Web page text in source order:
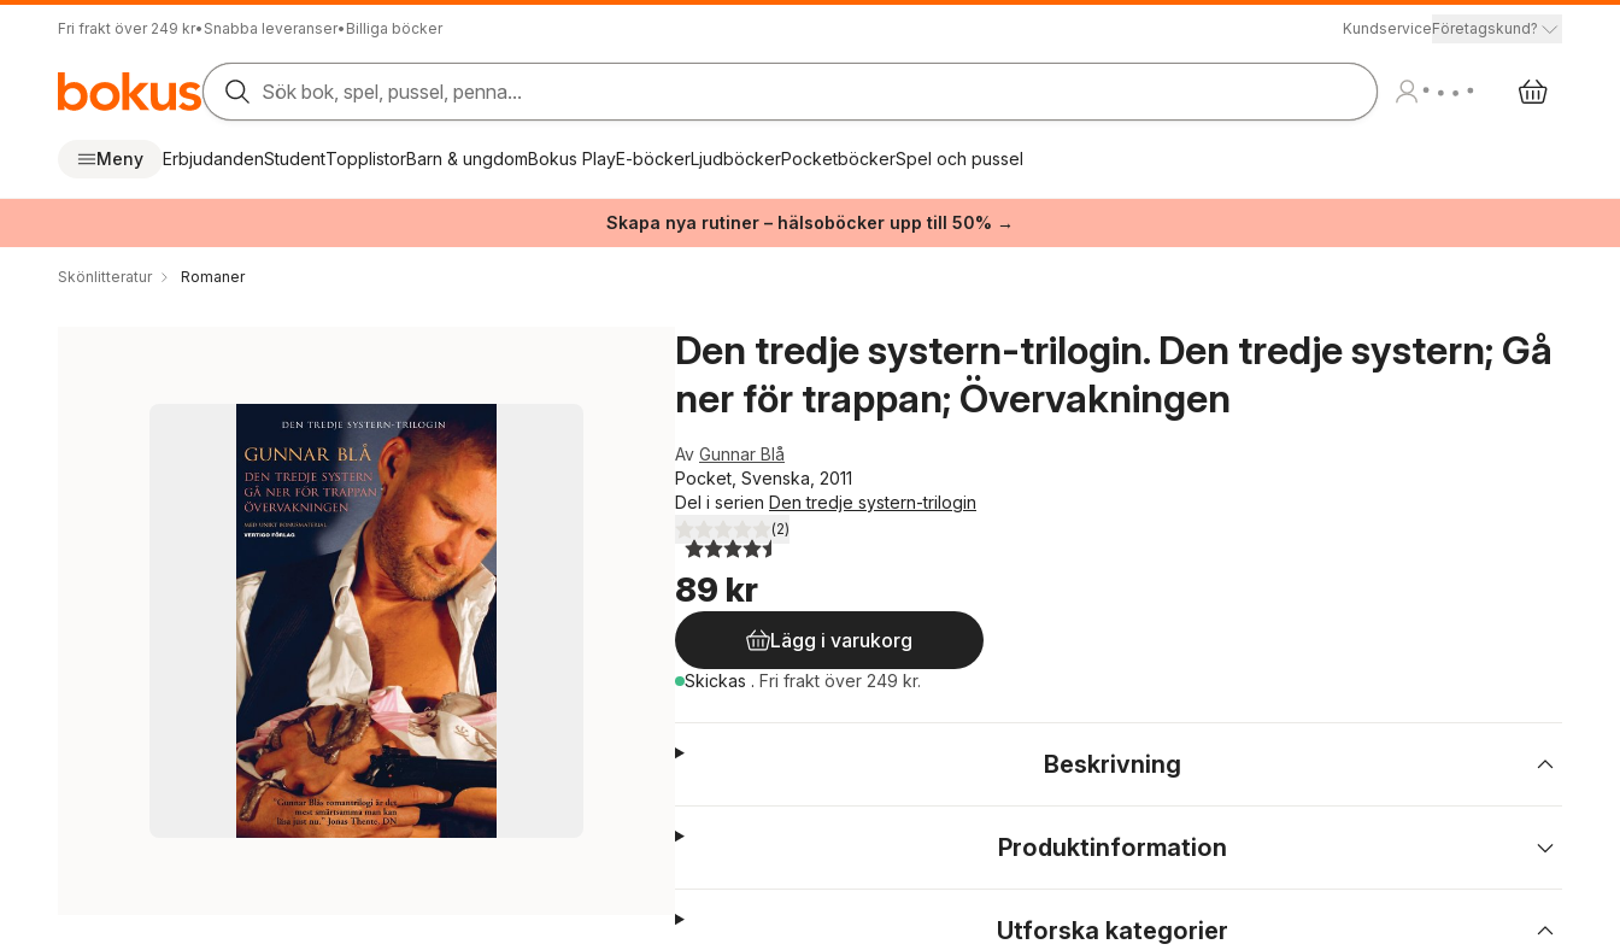
Fri frakt över 249 kr• Snabba leveranser• Billiga böcker KundserviceFöretagskund?
Sök bok, spel, pussel, penna...
Meny ErbjudandenStudentTopplistorBarn & ungdomBokus PlayE-böckerLjudböckerPocketböckerSpel och pussel
Skapa nya rutiner – hälsoböcker upp till 50% →
Skönlitteratur Romaner
Den tredje systern-trilogin. Den tredje systern; Gå
ner för trappan; Övervakningen
Av Gunnar Blå
Pocket, Svenska, 2011
Del i serien Den tredje systern-trilogin
4,5utav 5 stjärnor. Totalt antal röster:
(2)
89 kr
Lägg i varukorg
Skickas . Fri frakt över 249 kr.
Beskrivning
Produktinformation
Utforska kategorier